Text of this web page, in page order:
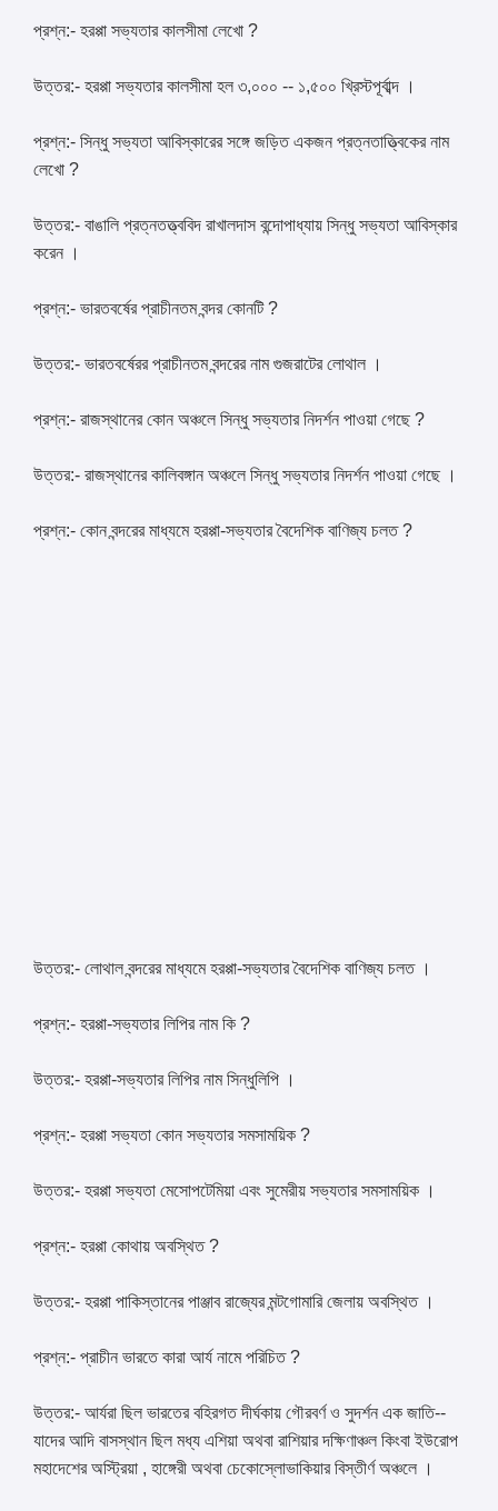
প্রশ্ন:- হরপ্পা সভ্যতার কালসীমা লেখো ?
উত্তর:- হরপ্পা সভ্যতার কালসীমা হল ৩,০০০ -- ১,৫০০ খ্রিস্টপূর্বাব্দ ।
প্রশ্ন:- সিন্ধু সভ্যতা আবিস্কারের সঙ্গে জড়িত একজন প্রত্নতাত্ত্বিকের নাম
লেখো ?
উত্তর:- বাঙালি প্রত্নতত্ত্ববিদ রাখালদাস বন্দোপাধ্যায় সিন্ধু সভ্যতা আবিস্কার
করেন ।
প্রশ্ন:- ভারতবর্ষের প্রাচীনতম বন্দর কোনটি ?
উত্তর:- ভারতবর্ষেরর প্রাচীনতম বন্দরের নাম গুজরাটের লোথাল ।
প্রশ্ন:- রাজস্থানের কোন অঞ্চলে সিন্ধু সভ্যতার নিদর্শন পাওয়া গেছে ?
উত্তর:- রাজস্থানের কালিবঙ্গান অঞ্চলে সিন্ধু সভ্যতার নিদর্শন পাওয়া গেছে ।
প্রশ্ন:- কোন বন্দরের মাধ্যমে হরপ্পা-সভ্যতার বৈদেশিক বাণিজ্য চলত ?
উত্তর:- লোথাল বন্দরের মাধ্যমে হরপ্পা-সভ্যতার বৈদেশিক বাণিজ্য চলত ।
প্রশ্ন:- হরপ্পা-সভ্যতার লিপির নাম কি ?
উত্তর:- হরপ্পা-সভ্যতার লিপির নাম সিন্ধুলিপি ।
প্রশ্ন:- হরপ্পা সভ্যতা কোন সভ্যতার সমসাময়িক ?
উত্তর:- হরপ্পা সভ্যতা মেসোপটেমিয়া এবং সুমেরীয় সভ্যতার সমসাময়িক ।
প্রশ্ন:- হরপ্পা কোথায় অবস্থিত ?
উত্তর:- হরপ্পা পাকিস্তানের পাঞ্জাব রাজ্যের মন্টগোমারি জেলায় অবস্থিত ।
প্রশ্ন:- প্রাচীন ভারতে কারা আর্য নামে পরিচিত ?
উত্তর:- আর্যরা ছিল ভারতের বহিরগত দীর্ঘকায় গৌরবর্ণ ও সুদর্শন এক জাতি--
যাদের আদি বাসস্থান ছিল মধ্য এশিয়া অথবা রাশিয়ার দক্ষিণাঞ্চল কিংবা ইউরোপ
মহাদেশের অস্ট্রিয়া , হাঙ্গেরী অথবা চেকোস্লোভাকিয়ার বিস্তীর্ণ অঞ্চলে ।